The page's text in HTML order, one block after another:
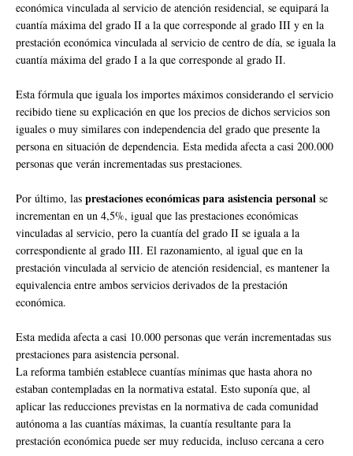
económica vinculada al servicio de atención residencial, se equipará la
cuantía máxima del grado II a la que corresponde al grado III y en la
prestación económica vinculada al servicio de centro de día, se iguala la
cuantía máxima del grado I a la que corresponde al grado II.
Esta fórmula que iguala los importes máximos considerando el servicio
recibido tiene su explicación en que los precios de dichos servicios son
iguales o muy similares con independencia del grado que presente la
persona en situación de dependencia. Esta medida afecta a casi 200.000
personas que verán incrementadas sus prestaciones.
Por último, las prestaciones económicas para asistencia personal se
incrementan en un 4,5%, igual que las prestaciones económicas
vinculadas al servicio, pero la cuantía del grado II se iguala a la
correspondiente al grado III. El razonamiento, al igual que en la
prestación vinculada al servicio de atención residencial, es mantener la
equivalencia entre ambos servicios derivados de la prestación
económica.
Esta medida afecta a casi 10.000 personas que verán incrementadas sus
prestaciones para asistencia personal.
La reforma también establece cuantías mínimas que hasta ahora no
estaban contempladas en la normativa estatal. Esto suponía que, al
aplicar las reducciones previstas en la normativa de cada comunidad
autónoma a las cuantías máximas, la cuantía resultante para la
prestación económica puede ser muy reducida, incluso cercana a cero